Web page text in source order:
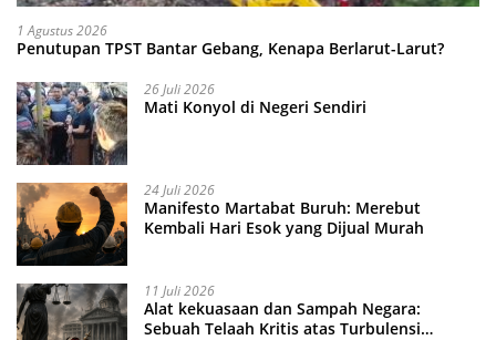
1 Agustus 2026
Penutupan TPST Bantar Gebang, Kenapa Berlarut-Larut?
26 Juli 2026
Mati Konyol di Negeri Sendiri
24 Juli 2026
Manifesto Martabat Buruh: Merebut
Kembali Hari Esok yang Dijual Murah
11 Juli 2026
Alat kekuasaan dan Sampah Negara:
Sebuah Telaah Kritis atas Turbulensi